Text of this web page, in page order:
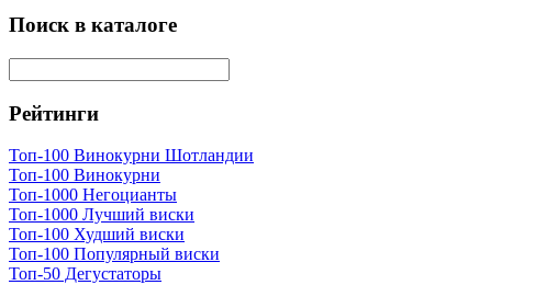
Поиск в каталоге
Рейтинги
Топ-100 Винокурни Шотландии
Топ-100 Винокурни
Топ-1000 Негоцианты
Топ-1000 Лучший виски
Топ-100 Худший виски
Топ-100 Популярный виски
Топ-50 Дегустаторы